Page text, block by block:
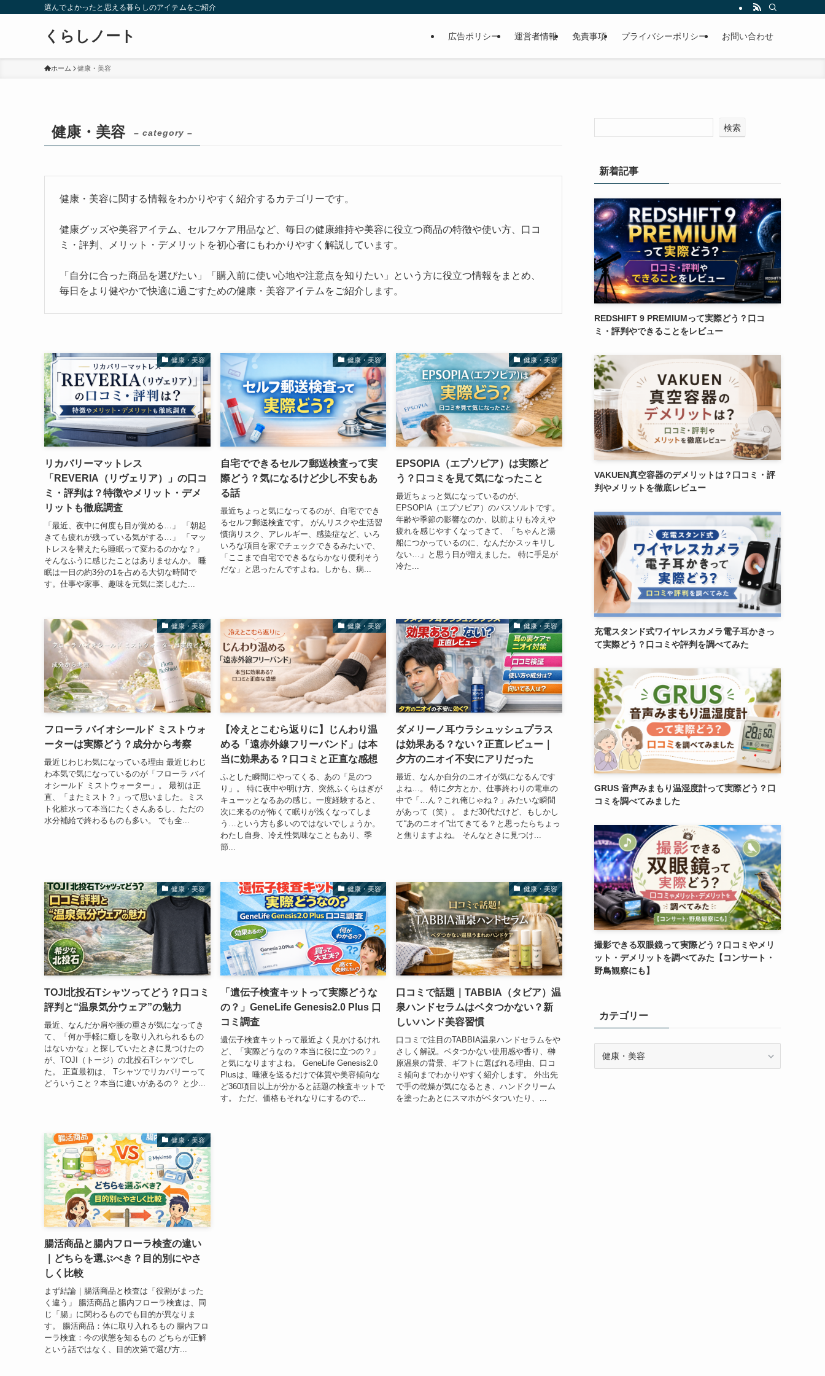
選んでよかったと思える暮らしのアイテムをご紹介
くらしノート 広告ポリシー 運営者情報 免責事項 プライバシーポリシー お問い合わせ
ホーム 健康・美容
健康・美容 – category –
健康・美容に関する情報をわかりやすく紹介するカテゴリーです。
健康グッズや美容アイテム、セルフケア用品など、毎日の健康維持や美容に役立つ商品の特徴や使い方、口コ
ミ・評判、メリット・デメリットを初心者にもわかりやすく解説しています。
「自分に合った商品を選びたい」「購入前に使い心地や注意点を知りたい」という方に役立つ情報をまとめ、
毎日をより健やかで快適に過ごすための健康・美容アイテムをご紹介します。
健康・美容
リカバリーマットレス
「REVERIA（リヴェリア）」の口コ
ミ・評判は？特徴やメリット・デメ
リットも徹底調査
「最近、夜中に何度も目が覚める…」 「朝起
きても疲れが残っている気がする…」 「マッ
トレスを替えたら睡眠って変わるのかな？」
そんなふうに感じたことはありませんか。 睡
眠は一日の約3分の1を占める大切な時間で
す。仕事や家事、趣味を元気に楽しむた...
健康・美容
自宅でできるセルフ郵送検査って実
際どう？気になるけど少し不安もあ
る話
最近ちょっと気になってるのが、自宅ででき
るセルフ郵送検査です。 がんリスクや生活習
慣病リスク、アレルギー、感染症など、いろ
いろな項目を家でチェックできるみたいで、
「ここまで自宅でできるならかなり便利そう
だな」と思ったんですよね。しかも、病...
健康・美容
EPSOPIA（エプソピア）は実際ど
う？口コミを見て気になったこと
最近ちょっと気になっているのが、
EPSOPIA（エプソピア）のバスソルトです。
年齢や季節の影響なのか、以前よりも冷えや
疲れを感じやすくなってきて、「ちゃんと湯
船につかっているのに、なんだかスッキリし
ない…」と思う日が増えました。 特に手足が
冷た...
健康・美容
フローラ バイオシールド ミストウォ
ーターは実際どう？成分から考察
最近じわじわ気になっている理由 最近じわじ
わ本気で気になっているのが「フローラ バイ
オシールド ミストウォーター」。 最初は正
直、「またミスト？」って思いました。ミス
ト化粧水って本当にたくさんあるし、ただの
水分補給で終わるものも多い。 でも全...
健康・美容
【冷えとこむら返りに】じんわり温
める「遠赤外線フリーバンド」は本
当に効果ある？口コミと正直な感想
ふとした瞬間にやってくる、あの「足のつ
り」。 特に夜中や明け方、突然ふくらはぎが
キューッとなるあの感じ。一度経験すると、
次に来るのが怖くて眠りが浅くなってしま
う…という方も多いのではないでしょうか。
わたし自身、冷え性気味なこともあり、季
節...
健康・美容
ダメリーノ耳ウラシュッシュプラス
は効果ある？ない？正直レビュー｜
夕方のニオイ不安にアリだった
最近、なんか自分のニオイが気になるんです
よね…。 特に夕方とか、仕事終わりの電車の
中で「…ん？これ俺じゃね？」みたいな瞬間
があって（笑）。 まだ30代だけど、もしかし
て“あのニオイ”出てきてる？と思ったらちょっ
と焦りますよね。 そんなときに見つけ...
健康・美容
TOJI北投石Tシャツってどう？口コミ
評判と“温泉気分ウェア”の魅力
最近、なんだか肩や腰の重さが気になってき
て、「何か手軽に癒しを取り入れられるもの
はないかな」と探していたときに見つけたの
が、TOJI（トージ）の北投石Tシャツでし
た。 正直最初は、 Tシャツでリカバリーって
どういうこと？本当に違いがあるの？ と少...
健康・美容
「遺伝子検査キットって実際どうな
の？」GeneLife Genesis2.0 Plus 口
コミ調査
遺伝子検査キットって最近よく見かけるけれ
ど、「実際どうなの？本当に役に立つの？」
と気になりますよね。 GeneLife Genesis2.0
Plusは、唾液を送るだけで体質や美容傾向な
ど360項目以上が分かると話題の検査キットで
す。 ただ、価格もそれなりにするので...
健康・美容
口コミで話題｜TABBIA（タビア）温
泉ハンドセラムはベタつかない？新
しいハンド美容習慣
口コミで注目のTABBIA温泉ハンドセラムをや
さしく解説。ベタつかない使用感や香り、榊
原温泉の背景、ギフトに選ばれる理由、口コ
ミ傾向までわかりやすく紹介します。 外出先
で手の乾燥が気になるとき、ハンドクリーム
を塗ったあとにスマホがベタついたり、...
健康・美容
腸活商品と腸内フローラ検査の違い
｜どちらを選ぶべき？目的別にやさ
しく比較
まず結論｜腸活商品と検査は「役割がまった
く違う」 腸活商品と腸内フローラ検査は、同
じ「腸」に関わるものでも目的が異なりま
す。 腸活商品：体に取り入れるもの 腸内フロ
ーラ検査：今の状態を知るもの どちらが正解
という話ではなく、目的次第で選び方...
検索
新着記事
REDSHIFT 9 PREMIUMって実際どう？口コ
ミ・評判やできることをレビュー
VAKUEN真空容器のデメリットは？口コミ・評
判やメリットを徹底レビュー
充電スタンド式ワイヤレスカメラ電子耳かきっ
て実際どう？口コミや評判を調べてみた
GRUS 音声みまもり温湿度計って実際どう？口
コミを調べてみました
撮影できる双眼鏡って実際どう？口コミやメリ
ット・デメリットを調べてみた【コンサート・
野鳥観察にも】
カテゴリー